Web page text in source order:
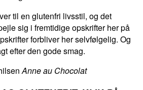
til en glutenfri livsstil, og det
sig i fremtidige opskrifter her på
forbliver her selvfølgelig. Og
efter den gode smag.
Anne au Chocolat